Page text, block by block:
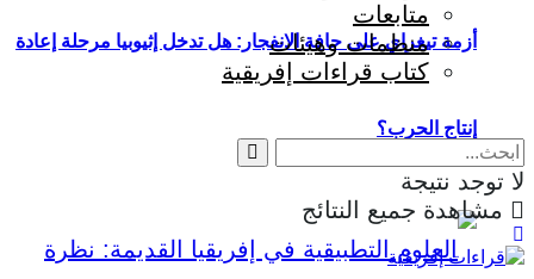
أزمة تيغراي على حافة الانفجار: هل تدخل إثيوبيا مرحلة إعادة
إنتاج الحرب؟
متابعات
منظمات وهيئات
كتاب قراءات إفريقية
لا توجد نتيجة
مشاهدة جميع النتائج